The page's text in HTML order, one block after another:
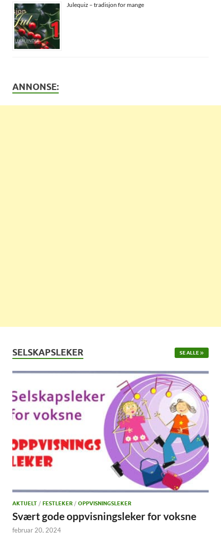
Julequiz – tradisjon for mange
ANNONSE:
SELSKAPSLEKER SE ALLE
AKTUELT / FESTLEKER / OPPVISNINGSLEKER
Svært gode oppvisningsleker for voksne
februar 20, 2024